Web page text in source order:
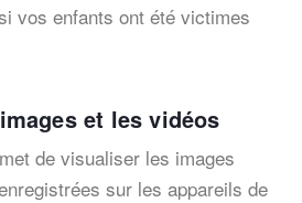
vos enfants ont été victimes
et les vidéos
de visualiser les images
sur les appareils de